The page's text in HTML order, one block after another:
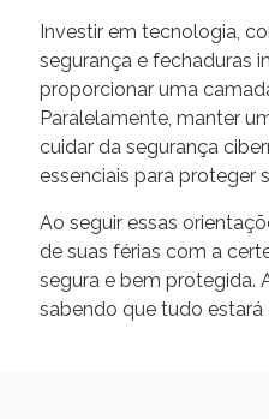
Investir em tecnologia,
segurança e fechaduras
proporcionar uma
Paralelamente, manter
cuidar da segurança
essenciais para proteger
Ao seguir essas
de suas férias com a
segura e bem protegida.
sabendo que tudo